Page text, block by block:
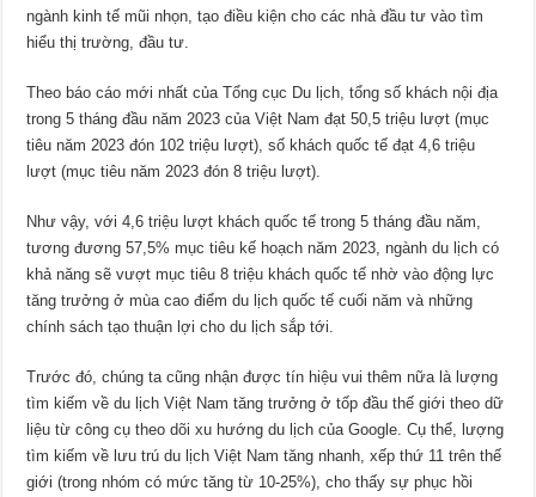
ngành kinh tế mũi nhọn, tạo điều kiện cho các nhà đầu tư vào tìm
hiểu thị trường, đầu tư.
Theo báo cáo mới nhất của Tổng cục Du lịch, tổng số khách nội địa
trong 5 tháng đầu năm 2023 của Việt Nam đạt 50,5 triệu lượt (mục
tiêu năm 2023 đón 102 triệu lượt), số khách quốc tế đạt 4,6 triệu
lượt (mục tiêu năm 2023 đón 8 triệu lượt).
Như vậy, với 4,6 triệu lượt khách quốc tế trong 5 tháng đầu năm,
tương đương 57,5% mục tiêu kế hoạch năm 2023, ngành du lịch có
khả năng sẽ vượt mục tiêu 8 triệu khách quốc tế nhờ vào động lực
tăng trưởng ở mùa cao điểm du lịch quốc tế cuối năm và những
chính sách tạo thuận lợi cho du lịch sắp tới.
Trước đó, chúng ta cũng nhận được tín hiệu vui thêm nữa là lượng
tìm kiếm về du lịch Việt Nam tăng trưởng ở tốp đầu thế giới theo dữ
liệu từ công cụ theo dõi xu hướng du lịch của Google. Cụ thể, lượng
tìm kiếm về lưu trú du lịch Việt Nam tăng nhanh, xếp thứ 11 trên thế
giới (trong nhóm có mức tăng từ 10-25%), cho thấy sự phục hồi